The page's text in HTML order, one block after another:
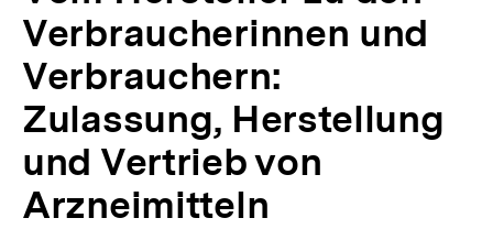
Verbrauchern:
Zulassung,
Herstellung
und
Vertrieb
von
Arzneimitteln
bpb.de
Verbraucherinnen und
Verbrauchern:
Zulassung, Herstellung
und Vertrieb von
Arzneimitteln